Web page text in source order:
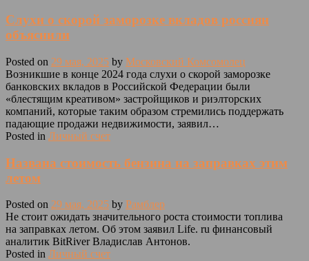
Слухи о скорой заморозке вкладов россиян
объяснили
Posted on 29 мая, 2025 by Московский Комсомолец
Возникшие в конце 2024 года слухи о скорой заморозке
банковских вкладов в Российской Федерации были
«блестящим креативом» застройщиков и риэлторских
компаний, которые таким образом стремились поддержать
падающие продажи недвижимости, заявил…
Posted in Личный счет
Названа стоимость бензина на заправках этим
летом
Posted on 29 мая, 2025 by Рамблер
Не стоит ожидать значительного роста стоимости топлива
на заправках летом. Об этом заявил Life. ru финансовый
аналитик BitRiver Владислав Антонов.
Posted in Личный счет